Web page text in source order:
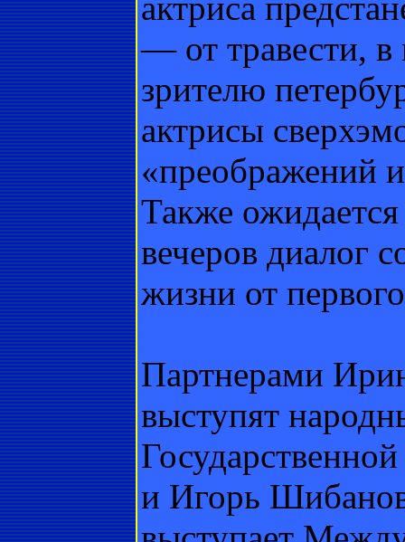
— от травести, в
зрителю
актрисы
«преображений
Также
вечеров диалог
жизни от
Партнерами
выступят
и Игорь